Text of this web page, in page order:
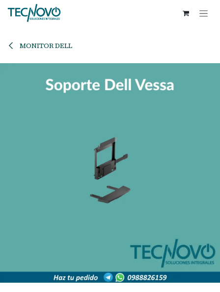
Ir al contenido
MONITOR DELL